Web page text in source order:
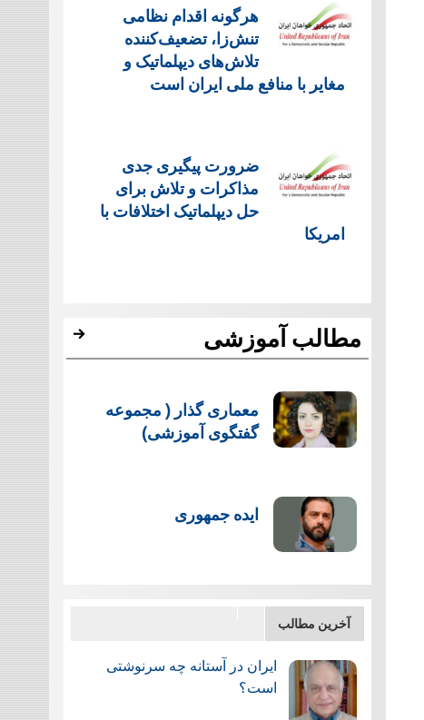
هرگونه اقدام نظامی
تنش‌زا، تضعیف‌کننده
تلاش‌های دیپلماتیک و
مغایر با منافع ملی ایران است
ضرورت پیگیری جدی
مذاکرات و تلاش برای
حل دیپلماتیک اختلافات با
امریکا
مطالب آموزشی
معماری گذار ( مجموعه
گفتگوی آموزشی)
ایده جمهوری
آخرین مطالب
ایران در آستانه چه سرنوشتی
است؟